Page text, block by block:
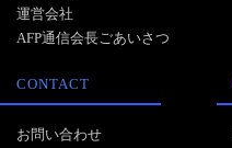
運営会社
AFP通信会長ごあいさつ
CONTACT
お問い合わせ